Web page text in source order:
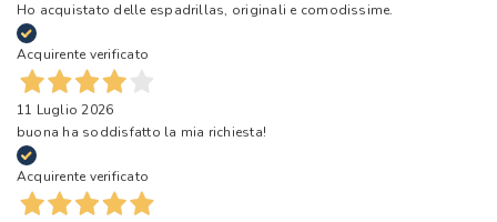
Ho acquistato delle espadrillas, originali e comodissime.
Acquirente verificato
11 Luglio 2026
buona ha soddisfatto la mia richiesta!
Acquirente verificato